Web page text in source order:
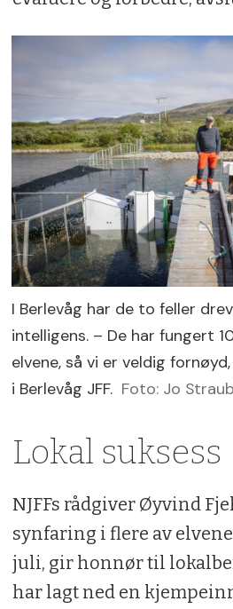
og Finnmark, særlig i
Elvene mellom Nordkapp
russergrensa står for
oppfisket kvantum av
Kilde: NINA og
I Berlevåg har de to feller
intelligens. – De har fungert
elvene, så vi er veldig
i Berlevåg JFF. Foto: Jo
Lokal suksess
NJFFs rådgiver Øyvind
synfaring i flere av
juli, gir honnør til
har lagt ned en